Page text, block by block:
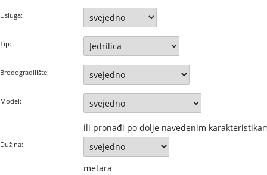
Usluga:
Tip:
Brodogradilište:
Model:
ili pronađi po dolje navedenim
Dužina:
metara